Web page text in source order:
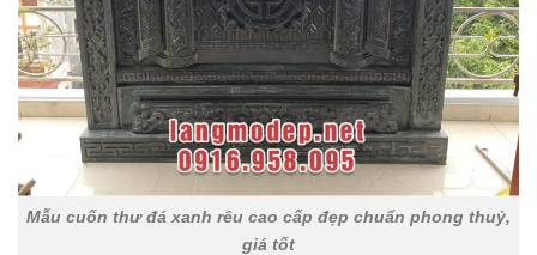
Mẫu cuốn thư đá xanh rêu cao cấp đẹp chuẩn phong thuỷ,
giá tốt